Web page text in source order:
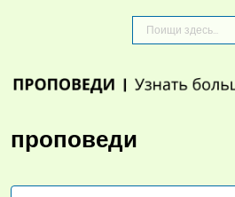
проповеди